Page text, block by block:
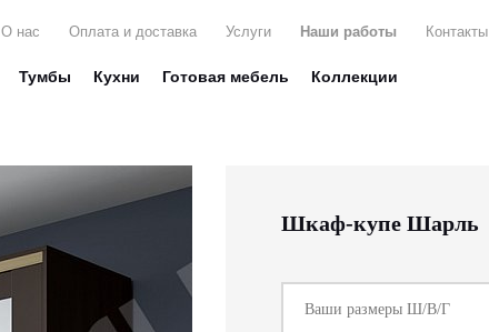
О нас Оплата и доставка Услуги Наши работы Контакты
Тумбы Кухни Готовая мебель Коллекции
Шкаф-купе Шарль